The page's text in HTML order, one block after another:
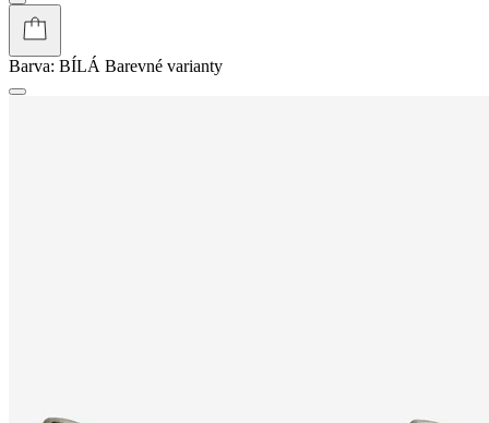
Barva: BÍLÁ Barevné varianty